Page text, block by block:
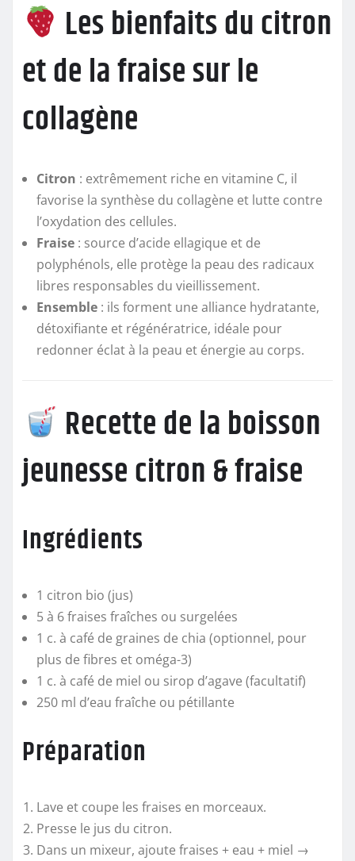
Les bienfaits du citron
et de la fraise sur le
collagène
Citron : extrêmement riche en vitamine C, il
favorise la synthèse du collagène et lutte contre
l’oxydation des cellules.
Fraise : source d’acide ellagique et de
polyphénols, elle protège la peau des radicaux
libres responsables du vieillissement.
Ensemble : ils forment une alliance hydratante,
détoxifiante et régénératrice, idéale pour
redonner éclat à la peau et énergie au corps.
Recette de la boisson
jeunesse citron & fraise
Ingrédients
1 citron bio (jus)
5 à 6 fraises fraîches ou surgelées
1 c. à café de graines de chia (optionnel, pour
plus de fibres et oméga-3)
1 c. à café de miel ou sirop d’agave (facultatif)
250 ml d’eau fraîche ou pétillante
Préparation
Lave et coupe les fraises en morceaux.
Presse le jus du citron.
Dans un mixeur, ajoute fraises + eau + miel →